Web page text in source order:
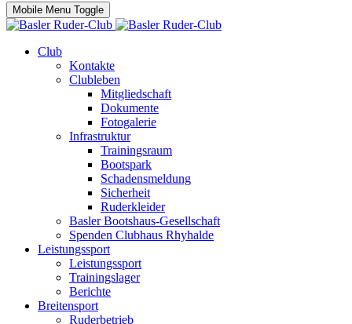
Mobile Menu Toggle
Club
Kontakte
Clubleben
Mitgliedschaft
Dokumente
Fotogalerie
Infrastruktur
Trainingsraum
Bootspark
Schadensmeldung
Sicherheit
Ruderkleider
Basler Bootshaus-Gesellschaft
Spenden Clubhaus Rhyhalde
Leistungssport
Leistungssport
Trainingslager
Berichte
Breitensport
Ruderbetrieb